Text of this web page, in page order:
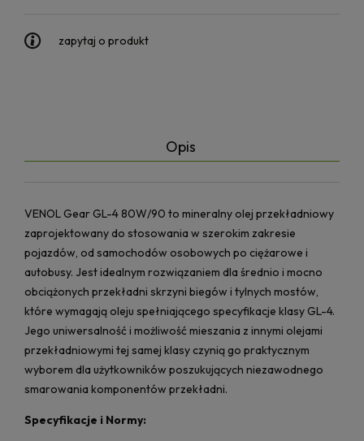
zapytaj o produkt
Opis
VENOL Gear GL-4 80W/90 to mineralny olej przekładniowy
zaprojektowany do stosowania w szerokim zakresie
pojazdów, od samochodów osobowych po ciężarowe i
autobusy. Jest idealnym rozwiązaniem dla średnio i mocno
obciążonych przekładni skrzyni biegów i tylnych mostów,
które wymagają oleju spełniającego specyfikacje klasy GL-4.
Jego uniwersalność i możliwość mieszania z innymi olejami
przekładniowymi tej samej klasy czynią go praktycznym
wyborem dla użytkowników poszukujących niezawodnego
smarowania komponentów przekładni.
Specyfikacje i Normy: